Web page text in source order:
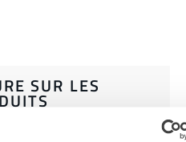
SUR LES